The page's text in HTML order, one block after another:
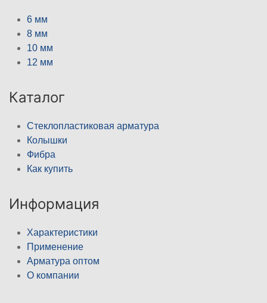
6 мм
8 мм
10 мм
12 мм
Каталог
Стеклопластиковая арматура
Колышки
Фибра
Как купить
Информация
Характеристики
Применение
Арматура оптом
О компании